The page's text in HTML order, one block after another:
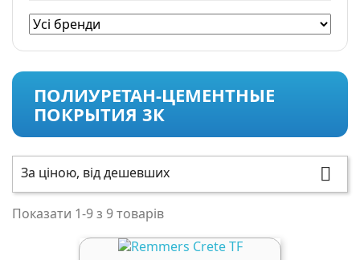
ПОЛИУРЕТАН-ЦЕМЕНТНЫЕ
ПОКРЫТИЯ 3К
За ціною, від дешевших 
Показати 1-9 з 9 товарів